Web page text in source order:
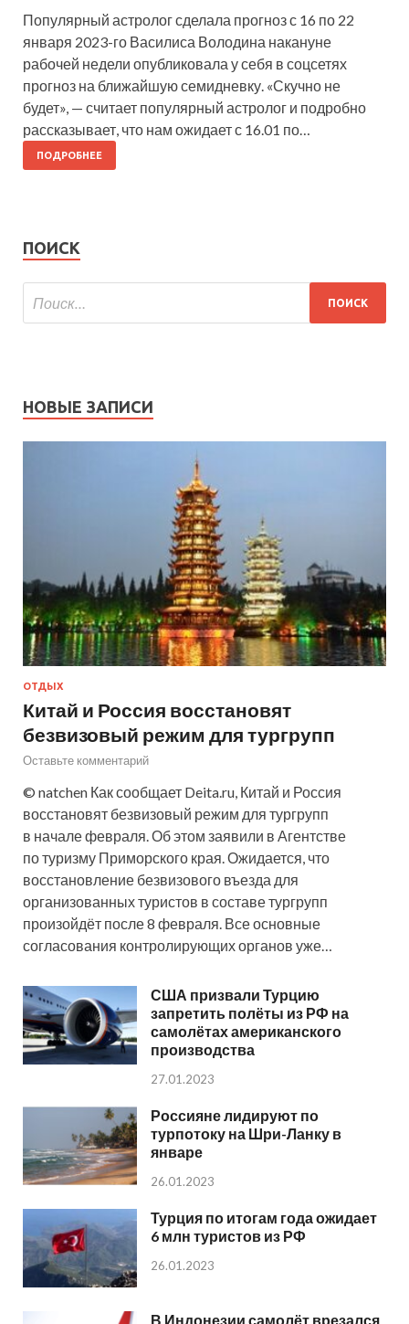
Популярный астролог сделала прогноз с 16 по 22
января 2023-го Василиса Володина накануне
рабочей недели опубликовала у себя в соцсетях
прогноз на ближайшую семидневку. «Скучно не
будет», — считает популярный астролог и подробно
рассказывает, что нам ожидает с 16.01 по…
ПОДРОБНЕЕ
ПОИСК
НОВЫЕ ЗАПИСИ
ОТДЫХ
Китай и Россия восстановят
безвизовый режим для тургрупп
Оставьте комментарий
© natchen Как сообщает Deita.ru, Китай и Россия
восстановят безвизовый режим для тургрупп
в начале февраля. Об этом заявили в Агентстве
по туризму Приморского края. Ожидается, что
восстановление безвизового въезда для
организованных туристов в составе тургрупп
произойдёт после 8 февраля. Все основные
согласования контролирующих органов уже…
США призвали Турцию
запретить полёты из РФ на
самолётах американского
производства
27.01.2023
Россияне лидируют по
турпотоку на Шри-Ланку в
январе
26.01.2023
Турция по итогам года ожидает
6 млн туристов из РФ
26.01.2023
В Индонезии самолёт врезался